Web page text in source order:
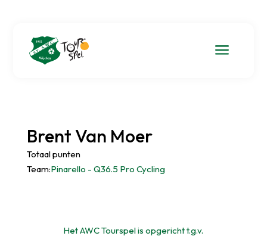
a
Brent Van Moer
Totaal punten
Team:Pinarello - Q36.5 Pro Cycling
Het AWC Tourspel is opgericht t.g.v.